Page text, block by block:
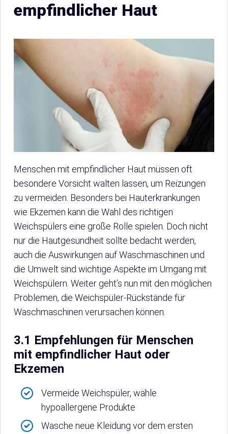
empfindlicher Haut
Menschen mit empfindlicher Haut müssen oft
besondere Vorsicht walten lassen, um Reizungen
zu vermeiden. Besonders bei Hauterkrankungen
wie Ekzemen kann die Wahl des richtigen
Weichspülers eine große Rolle spielen. Doch nicht
nur die Hautgesundheit sollte bedacht werden,
auch die Auswirkungen auf Waschmaschinen und
die Umwelt sind wichtige Aspekte im Umgang mit
Weichspülern. Weiter geht’s nun mit den möglichen
Problemen, die Weichspüler-Rückstände für
Waschmaschinen verursachen können.
3.1 Empfehlungen für Menschen
mit empfindlicher Haut oder
Ekzemen
Vermeide Weichspüler, wähle
hypoallergene Produkte
Wasche neue Kleidung vor dem ersten